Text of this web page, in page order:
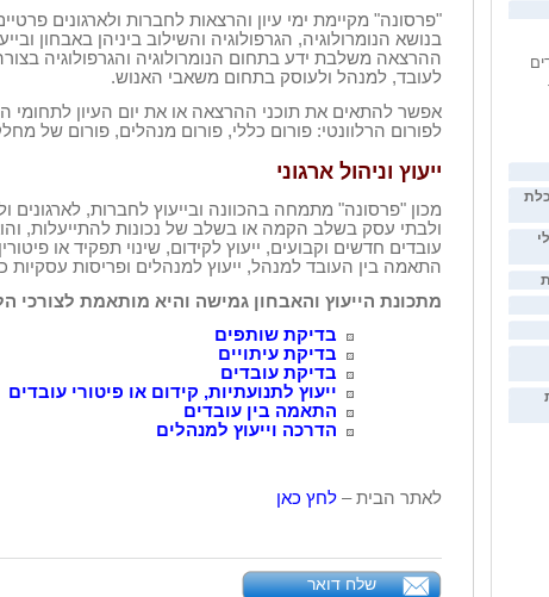
"פרסונה" מקיימת ימי עיון והרצאות לחברות ולארגונים
בנושא הנומרולוגיה, הגרפולוגיה והשילוב ביניהן באבחון
ההרצאה משלבת ידע בתחום הנומרולוגיה והגרפולוגיה
לעובד, למנהל ולעוסק בתחום משאבי האנוש.
אפשר להתאים את תוכני ההרצאה או את יום העיון לתחומי
לפורום הרלוונטי: פורום כללי, פורום מנהלים, פורום של
ייעוץ וניהול ארגוני
מכון "פרסונה" מתמחה בהכוונה ובייעוץ לחברות, לארגונים
ולבתי עסק בשלב הקמה או בשלב של נכונות להתייעלות,
עובדים חדשים וקבועים, ייעוץ לקידום, שינוי תפקיד או
התאמה בין העובד למנהל, ייעוץ למנהלים ופריסות עסקיות
מתכונת הייעוץ והאבחון גמישה והיא מותאמת לצורכי
בדיקת שותפים
בדיקת עיתויים
בדיקת עובדים
ייעוץ לתנועתיות, קידום או פיטורי עובדים
התאמה בין עובדים
הדרכה וייעוץ למנהלים
לאתר הבית –לחץ כאן
שלח דואר